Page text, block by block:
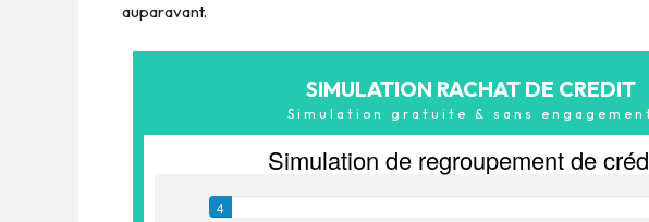
auparavant.
SIMULATION RACHAT DE CREDIT
Simulation gratuite & sans